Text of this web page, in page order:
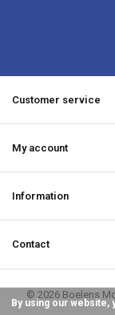
Customer service
My account
Information
Contact
© 2026 Boelens
By using our